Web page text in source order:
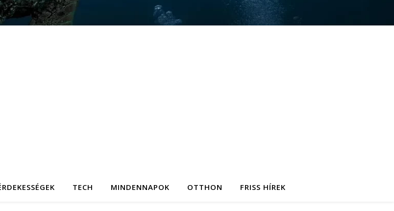
TECH MINDENNAPOK OTTHON FRISS HÍREK